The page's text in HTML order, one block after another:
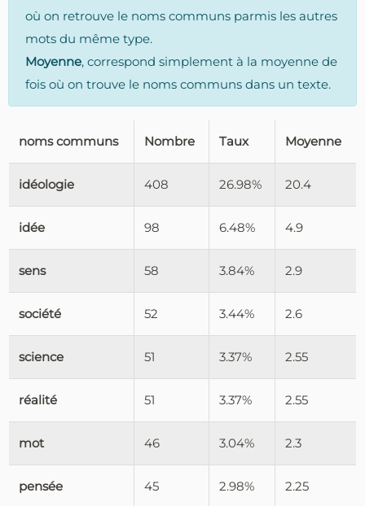
où on retrouve le noms communs parmis les autres
mots du même type.
Moyenne, correspond simplement à la moyenne de
fois où on trouve le noms communs dans un texte.
noms communs Nombre Taux Moyenne
idéologie 408 26.98% 20.4
idée 98 6.48% 4.9
sens 58 3.84% 2.9
société 52 3.44% 2.6
science 51 3.37% 2.55
réalité 51 3.37% 2.55
mot 46 3.04% 2.3
pensée 45 2.98% 2.25